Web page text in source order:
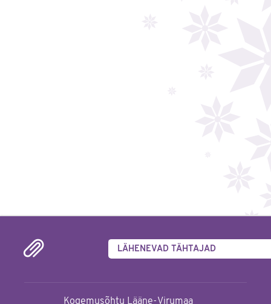
LÄHENEVAD TÄHTAJAD
Kogemusõhtu Lääne-Virumaa